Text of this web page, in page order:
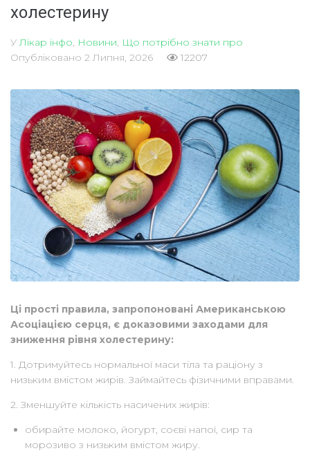
холестерину
У Лікар інфо Новини Що потрібно знати про
Опубліковано 2 Липня, 2026 12207
Ці прості правила, запропоновані Американською
Асоціацією серця, є доказовими заходами для
зниження рівня холестерину:
1. Дотримуйтесь нормальної маси тіла та раціону з
низьким вмістом жирів. Займайтесь фізичними вправами.
2. Зменшуйте кількість насичених жирів:
обирайте молоко, йогурт, соєві напої, сир та
морозиво з низьким вмістом жиру.